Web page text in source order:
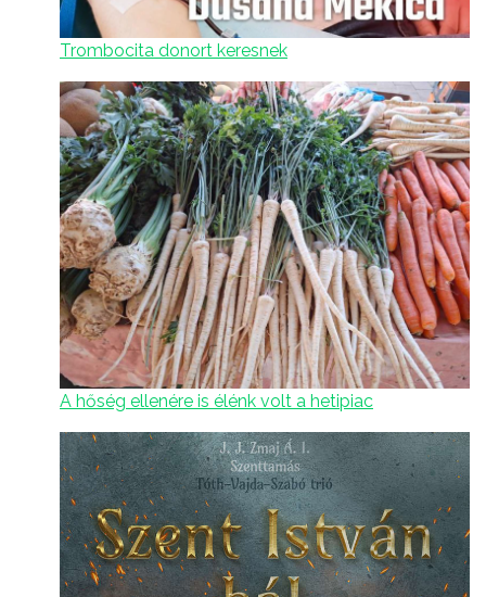
Trombocita donort keresnek
A hőség ellenére is élénk volt a hetipiac